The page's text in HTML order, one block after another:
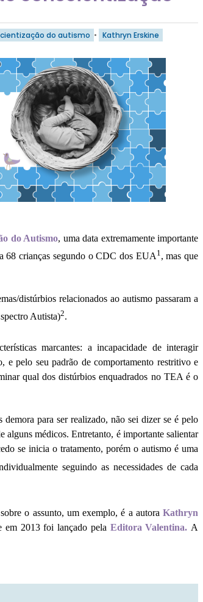
do autismo • Kathryn Erskine
do Autismo, uma data extremamente importante
68 crianças segundo o CDC dos EUA 1 , mas que
distúrbios relacionados ao autismo passaram a
Autista)2.
marcantes: a incapacidade de interagir
e pelo seu padrão de comportamento restritivo e
qual dos distúrbios enquadrados no TEA é o
para ser realizado, não sei dizer se é pelo
alguns médicos. Entretanto, é importante salientar
se inicia o tratamento, porém o autismo é uma
seguindo as necessidades de cada
o assunto, um exemplo, é a autora Kathryn
em 2013 foi lançado pela Editora Valentina. A